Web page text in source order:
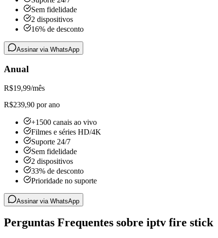
Sem fidelidade
2 dispositivos
16% de desconto
Assinar via WhatsApp
Anual
R$19,99/mês
R$239,90 por ano
+1500 canais ao vivo
Filmes e séries HD/4K
Suporte 24/7
Sem fidelidade
2 dispositivos
33% de desconto
Prioridade no suporte
Assinar via WhatsApp
Perguntas Frequentes sobre iptv fire stick